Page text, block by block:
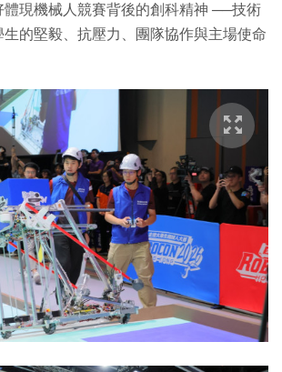
體現機械人競賽背後的創科精神 ──技術
生的堅毅、抗壓力、團隊協作與主場使命